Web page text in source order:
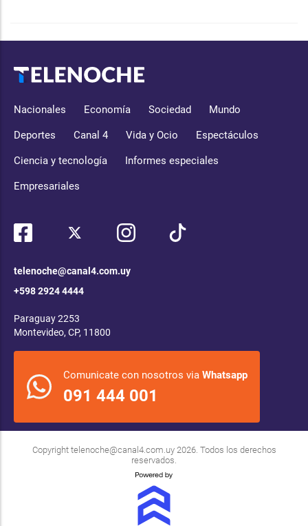
Nacionales Economía Sociedad Mundo
Deportes Canal 4 Vida y Ocio Espectáculos
Ciencia y tecnología Informes especiales
Empresariales
telenoche@canal4.com.uy
+598 2924 4444
Paraguay 2253
Montevideo, CP, 11800
Comunicate con nosotros via Whatsapp
091 444 001
Copyright telenoche@canal4.com.uy2026. Todos los derechos
reservados.